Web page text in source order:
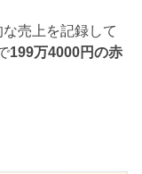
売上を記録して
199万4000円の赤